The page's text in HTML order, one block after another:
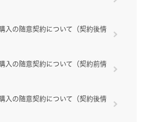
入の随意契約について（契約後情
入の随意契約について（契約前情
入の随意契約について（契約後情